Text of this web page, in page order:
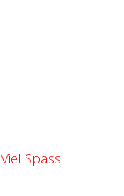
Viel Spass!